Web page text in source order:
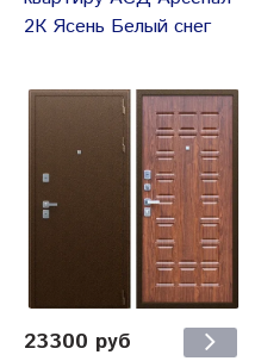
2К Ясень Белый снег
23300 руб